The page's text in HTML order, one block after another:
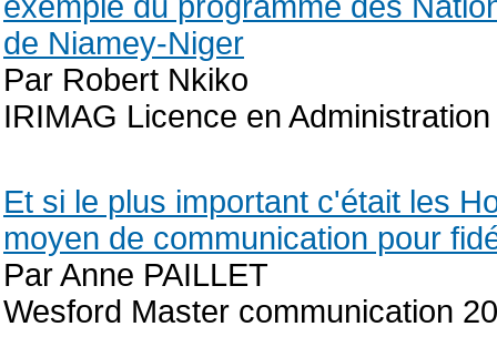
de Niamey-Niger
Par Robert Nkiko
IRIMAG Licence en
Et si le plus important c'était les
moyen de communication pour
Par Anne PAILLET
Wesford Master communication